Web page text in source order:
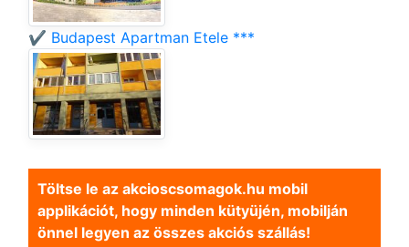
✔️ Budapest Apartman Etele ***
Töltse le az akcioscsomagok.hu mobil
applikációt, hogy minden kütyüjén, mobilján
önnel legyen az összes akciós szállás!